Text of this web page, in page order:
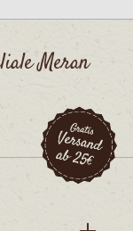
Meran